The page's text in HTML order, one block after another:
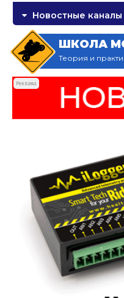
Новостные каналы
ШКОЛА
Теория и
Реклама